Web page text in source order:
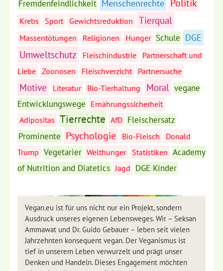
Fremdenfeindlichkeit Menschenrechte
Krebs Sport Gewichtsreduktion Tierqual
Massentötungen Religionen Hunger Schule DGE
Umweltschutz Fleischindustrie
Partnerschaft und
Liebe Zoonosen Fleischverzicht Partnersuche
Motive Literatur Bio-Tierhaltung Moral vegane
Entwicklungswege Ernährungssicherheit
Adipositas Tierrechte AfD Fleischersatz
Prominente Psychologie Bio-Fleisch
Donald
Trump Vegetarier Welthunger Statistiken Academy
of Nutrition and Diatetics Jagd DGE Kinder
Vegan.eu ist für uns nicht nur ein Projekt, sondern
Ausdruck unseres eigenen Lebensweges. Wir – Seksan
Ammawat und Dr. Guido Gebauer – leben seit vielen
Jahrzehnten konsequent vegan. Der Veganismus ist
tief in unserem Leben verwurzelt und prägt unser
Denken und Handeln. Dieses Engagement möchten